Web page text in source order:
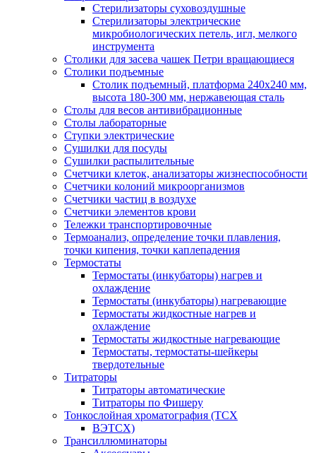
Стерилизаторы суховоздушные
Стерилизаторы электрические
микробиологических петель, игл, мелкого
инструмента
Столики для засева чашек Петри вращающиеся
Столики подъемные
Столик подъемный, платформа 240х240 мм,
высота 180-300 мм, нержавеющая сталь
Столы для весов антивибрационные
Столы лабораторные
Ступки электрические
Сушилки для посуды
Сушилки распылительные
Счетчики клеток, анализаторы жизнеспособности
Счетчики колоний микроорганизмов
Счетчики частиц в воздухе
Счетчики элементов крови
Тележки транспортировочные
Термоанализ, определение точки плавления,
точки кипения, точки каплепадения
Термостаты
Термостаты (инкубаторы) нагрев и
охлаждение
Термостаты (инкубаторы) нагревающие
Термостаты жидкостные нагрев и
охлаждение
Термостаты жидкостные нагревающие
Термостаты, термостаты-шейкеры
твердотельные
Титраторы
Титраторы автоматические
Титраторы по Фишеру
Тонкослойная хроматография (ТСХ
ВЭТСХ)
Трансиллюминаторы